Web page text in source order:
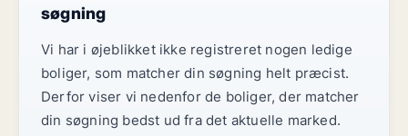
søgning
Vi har i øjeblikket ikke registreret nogen ledige
boliger, som matcher din søgning helt præcist.
Derfor viser vi nedenfor de boliger, der matcher
din søgning bedst ud fra det aktuelle marked.